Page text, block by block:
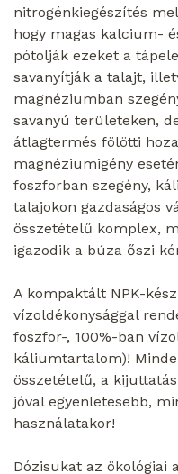
nitrogénkiegészítés
hogy magas kalcium-
pótolják ezeket a
savanyítják a talajt,
magnéziumban
savanyú területeken,
átlagtermés fölötti
magnéziumigény
foszforban szegény,
talajokon gazdaságos
összetételű komplex,
igazodik a búza őszi
A kompaktált NPK-
vízoldékonysággal
foszfor-, 100%-ban
káliumtartalom)!
összetételű, a
jóval egyenletesebb,
használatakor!
Dózisukat az ökológiai